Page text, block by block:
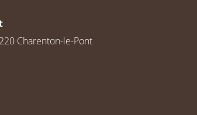
Charenton-le-Pont